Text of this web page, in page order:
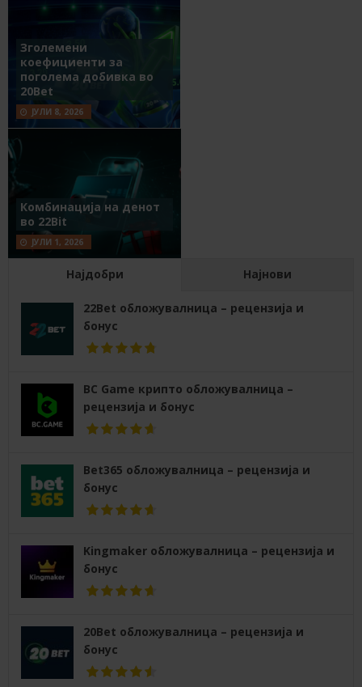
Зголемени
коефициенти за
поголема добивка во
20Bet
ЈУЛИ 8, 2026
Комбинација на денот
во 22Bit
ЈУЛИ 1, 2026
Најдобри Најнови
22Bet обложувалница – рецензија и
бонус
BC Game крипто обложувалница –
рецензија и бонус
Bet365 обложувалница – рецензија и
бонус
Kingmaker обложувалница – рецензија и
бонус
20Bet обложувалница – рецензија и
бонус